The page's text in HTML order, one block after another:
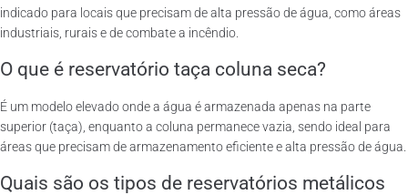
indicado para locais que precisam de alta pressão de água, como áreas
industriais, rurais e de combate a incêndio.
O que é reservatório taça coluna seca?
É um modelo elevado onde a água é armazenada apenas na parte
superior (taça), enquanto a coluna permanece vazia, sendo ideal para
áreas que precisam de armazenamento eficiente e alta pressão de água.
Quais são os tipos de reservatórios metálicos